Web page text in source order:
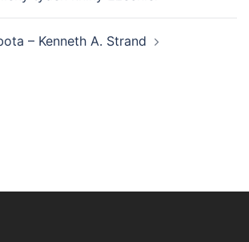
– Kenneth A. Strand